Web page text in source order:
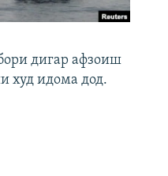
дигар афзоиш
худ идома дод.